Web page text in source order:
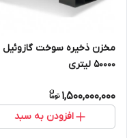
مخزن ذخیره سوخت گازوئیل
50000 لیتری
1,500,000,000
افزودن به سبد